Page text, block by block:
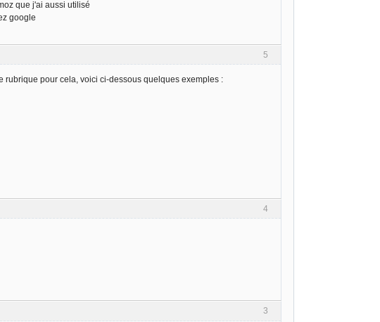
que j'ai aussi utilisé
google
5
rubrique pour cela, voici ci-dessous quelques exemples :
4
3